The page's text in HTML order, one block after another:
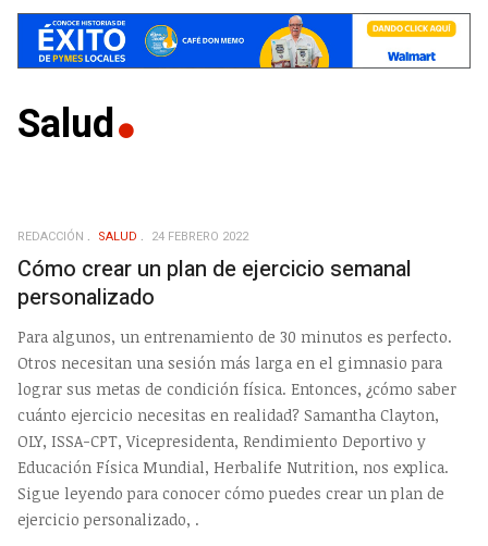
Salud
REDACCIÓN SALUD 24 FEBRERO 2022
Cómo crear un plan de ejercicio semanal
personalizado
Para algunos, un entrenamiento de 30 minutos es perfecto.
Otros necesitan una sesión más larga en el gimnasio para
lograr sus metas de condición física. Entonces, ¿cómo saber
cuánto ejercicio necesitas en realidad? Samantha Clayton,
OLY, ISSA-CPT, Vicepresidenta, Rendimiento Deportivo y
Educación Física Mundial, Herbalife Nutrition, nos explica.
Sigue leyendo para conocer cómo puedes crear un plan de
ejercicio personalizado, .